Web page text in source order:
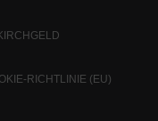
RICHTLINIE (EU)